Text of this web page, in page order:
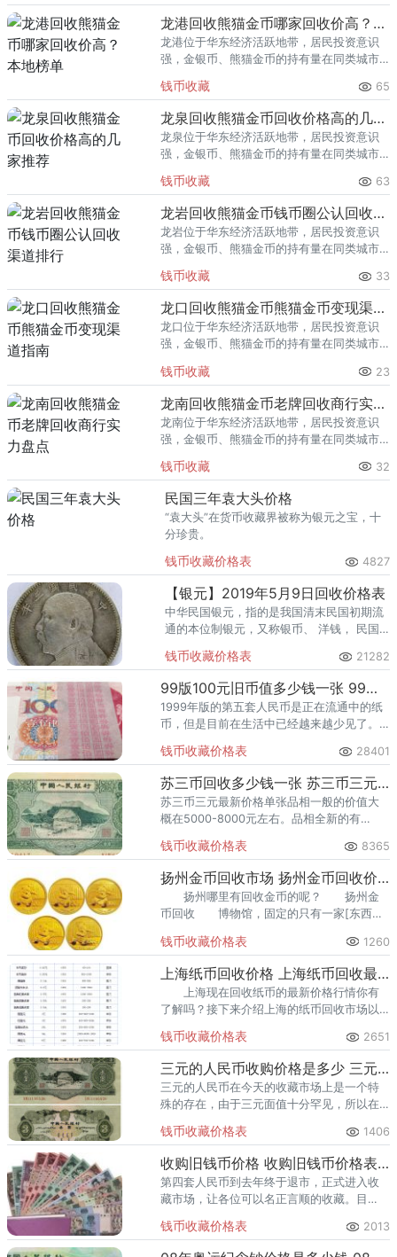
龙港回收熊猫金币哪家回收价高？本地榜单
龙港位于华东经济活跃地带，居民投资意识
强，金银币、熊猫金币的持有量在同类城市
熊猫金币的需求就明显升温，但鱼龙混杂的
回收渠道里，能精准识别版别溢
钱币收藏 65
龙泉回收熊猫金币回收价格高的几家推荐
龙泉位于华东经济活跃地带，居民投资意识
强，金银币、熊猫金币的持有量在同类城市
熊猫金币的需求就明显升温，但鱼龙混杂的
回收渠道里，能精准识别版别溢
钱币收藏 63
龙岩回收熊猫金币钱币圈公认回收渠道排行
龙岩位于华东经济活跃地带，居民投资意识
强，金银币、熊猫金币的持有量在同类城市
熊猫金币的需求就明显升温，但鱼龙混杂的
回收渠道里，能精准识别版别溢
钱币收藏 33
龙口回收熊猫金币熊猫金币变现渠道指南
龙口位于华东经济活跃地带，居民投资意识
强，金银币、熊猫金币的持有量在同类城市
熊猫金币的需求就明显升温，但鱼龙混杂的
回收渠道里，能精准识别版别溢
钱币收藏 23
龙南回收熊猫金币老牌回收商行实力盘点
龙南位于华东经济活跃地带，居民投资意识
强，金银币、熊猫金币的持有量在同类城市
熊猫金币的需求就明显升温，但鱼龙混杂的
回收渠道里，能精准识别版别溢
钱币收藏 32
民国三年袁大头价格
“袁大头”在货币收藏界被称为银元之宝，十
分珍贵。
钱币收藏价格表 4827
【银元】2019年5月9日回收价格表
中华民国银元，指的是我国清末民国初期流
通的本位制银元，又称银币、 洋钱， 民国
大头像。
钱币收藏价格表 21282
99版100元旧币值多少钱一张 99版100元旧币价格一览表
1999年版的第五套人民币是正在流通中的纸
币，但是目前在生活中已经越来越少见了。
币将会越来越罕见，今天要介绍的99版100元
旧币也是这样的
钱币收藏价格表 28401
苏三币回收多少钱一张 苏三币三元最新价格
苏三币三元最新价格单张品相一般的价值大
概在5000-8000元左右。品相全新的有
是真的全新了。全新没有处理过的，能上分
数的。价格才会更高
钱币收藏价格表 8365
扬州金币回收市场 扬州金币回收价目表
扬州哪里有回收金币的呢？ 扬州金
币回收 博物馆，固定的只有一家[东西不
无锡去的]。火车站下车没有直达车。
钱币收藏价格表 1260
上海纸币回收价格 上海纸币回收最新市场价格
上海现在回收纸币的最新价格行情你有
了解吗？接下来介绍上海的纸币回收市场以
钱币收藏价格表 2651
三元的人民币收购价格是多少 三元的人民币收购最新价格表
三元的人民币在今天的收藏市场上是一个特
殊的存在，由于三元面值十分罕见，所以在
钱币收藏价格表 1406
收购旧钱币价格 收购旧钱币价格表图
第四套人民币到去年终于退市，正式进入收
藏市场，让各位可以名正言顺的收藏。目
元左右。
钱币收藏价格表 2013